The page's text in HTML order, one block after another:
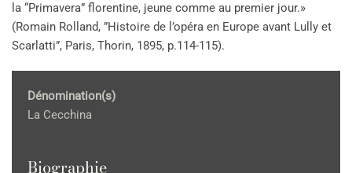
la “Primavera” florentine, jeune comme au premier jour.»
(Romain Rolland, ”Histoire de l’opéra en Europe avant Lully et
Scarlatti”, Paris, Thorin, 1895, p.114-115).
Dénomination(s)
La Cecchina
Biographie